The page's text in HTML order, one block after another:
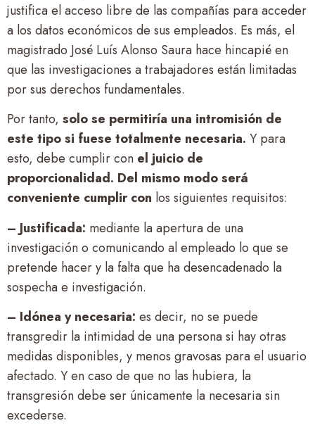
justifica el acceso libre de las compañías para acceder
a los datos económicos de sus empleados. Es más, el
magistrado José Luís Alonso Saura hace hincapié en
que las investigaciones a trabajadores están limitadas
por sus derechos fundamentales.
Por tanto, solo se permitiría una intromisión de
este tipo si fuese totalmente necesaria. Y para
esto, debe cumplir con el juicio de
proporcionalidad. Del mismo modo será
conveniente cumplir con los siguientes requisitos:
– Justificada: mediante la apertura de una
investigación o comunicando al empleado lo que se
pretende hacer y la falta que ha desencadenado la
sospecha e investigación.
– Idónea y necesaria: es decir, no se puede
transgredir la intimidad de una persona si hay otras
medidas disponibles, y menos gravosas para el usuario
afectado. Y en caso de que no las hubiera, la
transgresión debe ser únicamente la necesaria sin
excederse.